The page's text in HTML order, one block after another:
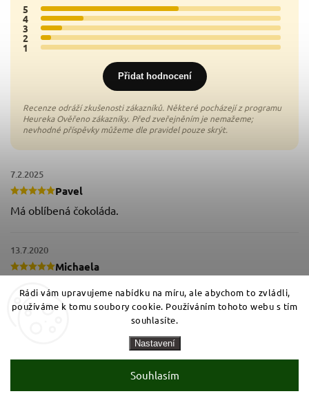
Rádi vám upravujeme nabídku na míru, ale abychom to zvládli,
používáme k tomu soubory cookie. Používáním tohoto webu s tím
souhlasíte.
Nastavení
Souhlasím
5 13x
4 4x
3 2x
2 1x
1 0x
Přidat hodnocení
Pavel
7.2.2025
Má oblíbená čokoláda.
Michaela
13.7.2020
+ výborná